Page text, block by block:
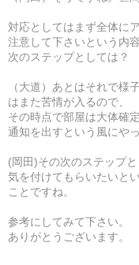
対応としてはまず全体に
注意して下さいという内
次のステップとしては？
（大道）あとはそれで様
はまた苦情が入るので、
その時点で部屋は大体確
通知を出すという風にや
(岡田)その次のステップと
気を付けてもらいたいと
ことですね。
参考にしてみて下さい。
ありがとうございます。